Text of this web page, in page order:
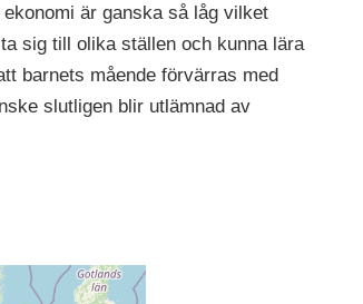
är ganska så låg vilket
sig till olika ställen och kunna lära
barnets mående förvärras med
slutligen blir utlämnad av